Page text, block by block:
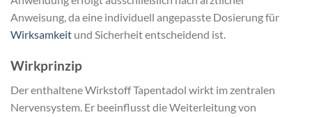
Anweisung, da eine individuell angepasste Dosierung für
Wirksamkeit und Sicherheit entscheidend ist.
Wirkprinzip
Der enthaltene Wirkstoff Tapentadol wirkt im zentralen
Nervensystem. Er beeinflusst die Weiterleitung von